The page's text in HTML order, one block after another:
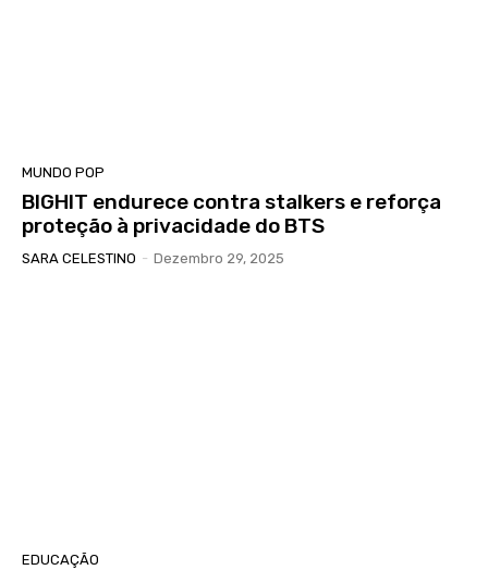
MUNDO POP
BIGHIT endurece contra stalkers e reforça
proteção à privacidade do BTS
SARA CELESTINO - Dezembro 29, 2025
EDUCAÇÃO